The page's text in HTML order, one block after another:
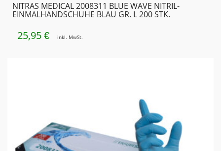
NITRAS MEDICAL 2008311 BLUE WAVE NITRIL-
EINMALHANDSCHUHE BLAU GR. L 200 STK.
25,95 € inkl. MwSt.